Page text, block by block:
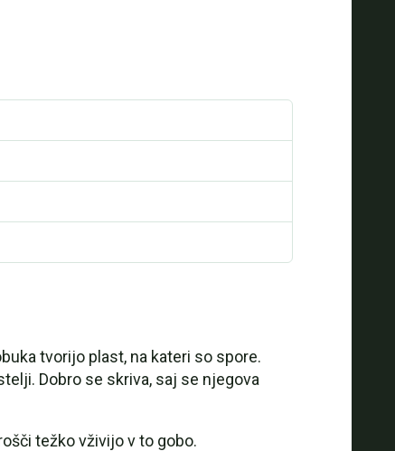
tvorijo plast, na kateri so spore.
Dobro se skriva, saj se njegova
težko vživijo v to gobo.